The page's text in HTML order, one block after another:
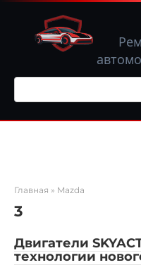
Перейти
контенту
Поиск:
Главная » Mazda
3
Двигатели
технологии